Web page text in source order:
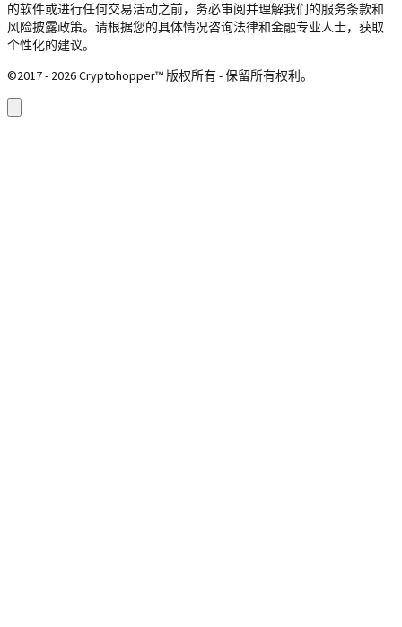
的软件或进行任何交易活动之前，务必审阅并理解我们的服务条款和
风险披露政策。请根据您的具体情况咨询法律和金融专业人士，获取
个性化的建议。
©2017 - 2026 Cryptohopper™ 版权所有 - 保留所有权利。